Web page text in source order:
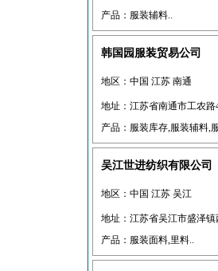
产品：服装辅料..
韩国园服装贸易公司
地区：中国 江苏 南通
地址：江苏省南通市工农路
产品：服装库存,服装辅料,
吴江世进纺织有限公司
地区：中国 江苏 吴江
地址：江苏省吴江市盛泽镇
产品：服装面料,里料..